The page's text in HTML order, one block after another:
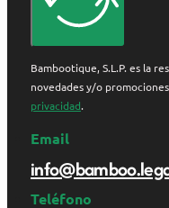
Bambootique, S.L.P. es la
novedades y/o
privacidad
Email
Teléfono